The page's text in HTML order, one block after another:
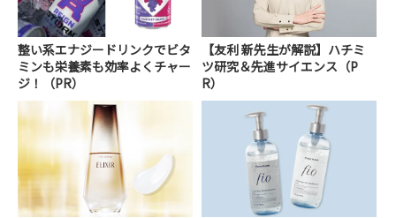
整い系エナジードリンクでビタ
ミンも栄養素も効率よくチャー
ジ！（PR）
【友利 新先生が解説】ハチミ
ツ研究＆先進サイエンス（P
R）